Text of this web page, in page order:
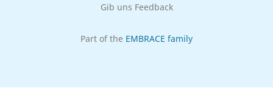
Gib uns Feedback
Part of the EMBRACE family